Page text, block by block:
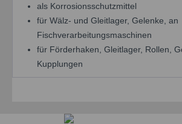
als Korrosionsschutzmittel
für Wälz- und Gleitlager, Gelenke, an
Fischverarbeitungsmaschinen
für Förderhaken, Gleitlager, Rollen,
Kupplungen